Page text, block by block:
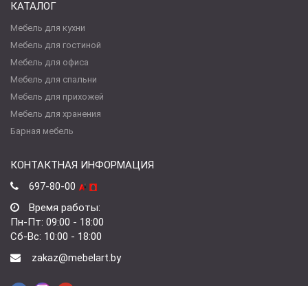
КАТАЛОГ
Мебель для кухни
Мебель для гостиной
Мебель для офиса
Мебель для спальни
Мебель для прихожей
Мебель для хранения
Барная мебель
КОНТАКТНАЯ ИНФОРМАЦИЯ
697-80-00
Время работы:
Пн-Пт: 09:00 - 18:00
Сб-Вс: 10:00 - 18:00
zakaz@mebelart.by